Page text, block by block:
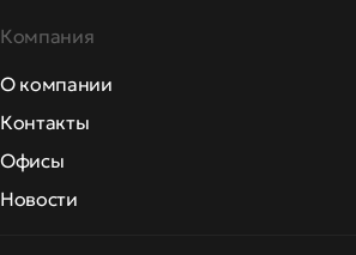
Компания
О компании
Контакты
Офисы
Новости